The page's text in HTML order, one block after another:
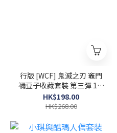
行版 [WCF] 鬼滅之刃 竈門
禰豆子收藏套裝 第三彈 1套
5款
HK$198.00
HK$268.00